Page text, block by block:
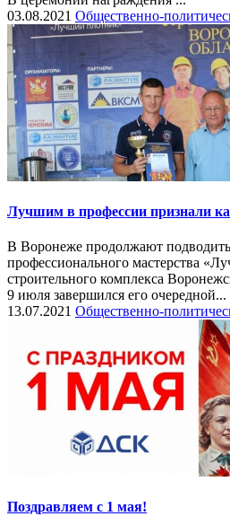
03.08.2021 Общественно-
Лучшим в профессии признали
В Воронеже продолжают подводить
профессионального мастерства
строительного комплекса
9 июля завершился его очередной...
13.07.2021 Общественно-
Поздравляем с 1 мая!